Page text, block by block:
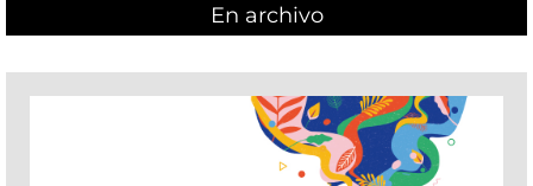
En archivo